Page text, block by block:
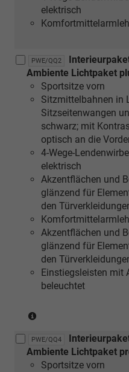
silbergrau
naturell
Dekoreinlagen
Aluminium
matt
gebürstet
silber
oder
[5TK]
Dekoreinlagen
Holz
Nussbaum
braun
naturell)
elektrisch
PWE/QQ2
Ambiente Lichtpaket
Sportsitze vorn
Sitzmittelbahnen in
Sitzseitenwangen
schwarz; mit
optisch an die
4-Wege-
elektrisch
Akzentflächen und
glänzend für
den
Akzentflächen und
glänzend für
den
Einstiegsleisten mit
beleuchtet
Verbindung
mit
[5MC]
PWE/QQ4
Ambiente Lichtpaket
Sportsitze vorn